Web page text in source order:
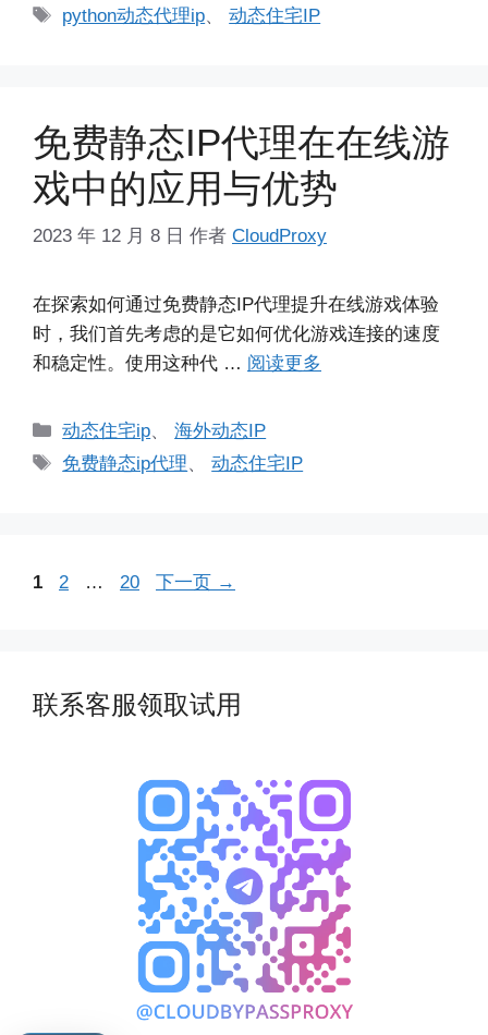
标
python动态代理ip、动态住宅IP
免费静态IP代理在在线游
戏中的应用与优势
2023 年 12 月 8 日 作者 CloudProxy
在探索如何通过免费静态IP代理提升在线游戏体验
时，我们首先考虑的是它如何优化游戏连接的速度
和稳定性。使用这种代 … 阅读更多
分
类
动态住宅ip、海外动态IP
标
免费静态ip代理、动态住宅IP
页
1
页
2 …
页
20 下一页 →
联系客服领取试用